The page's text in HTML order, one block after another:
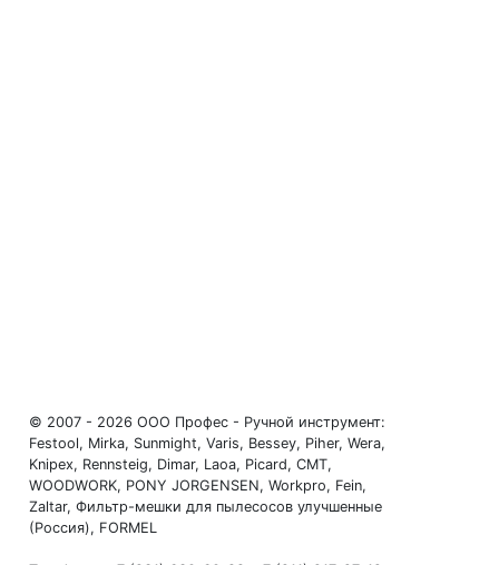
© 2007 - 2026 ООО Профес - Ручной инструмент:
Festool, Mirka, Sunmight, Varis, Bessey, Piher, Wera,
Knipex, Rennsteig, Dimar, Laoa, Picard, CMT,
WOODWORK, PONY JORGENSEN, Workpro, Fein,
Zaltar, Фильтр-мешки для пылесосов улучшенные
(Россия), FORMEL